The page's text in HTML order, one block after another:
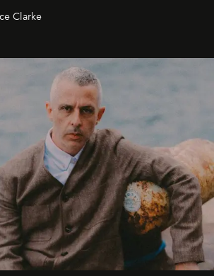
a partir de abril del próximo
Clarke